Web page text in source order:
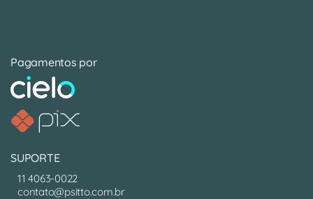
Pagamentos por
SUPORTE
11 4063-0022
contato@psitto.com.br